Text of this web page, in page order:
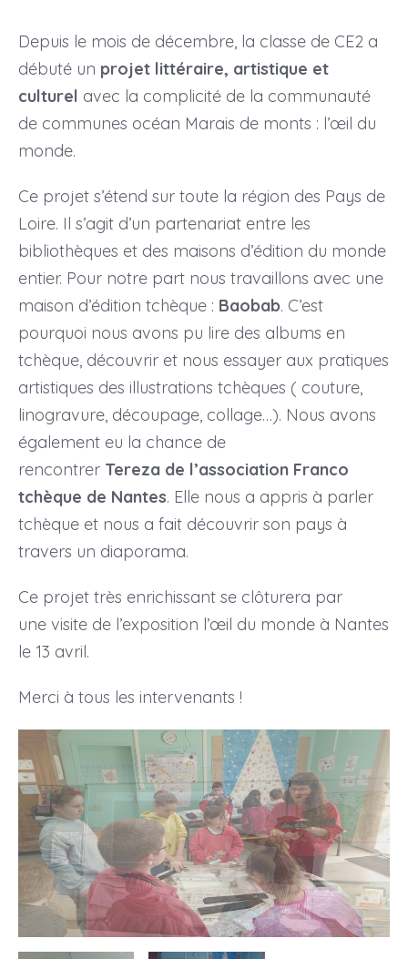
Depuis le mois de décembre, la classe de CE2 a
débuté un projet littéraire, artistique et
culturel avec la complicité de la communauté
de communes océan Marais de monts : l’œil du
monde.
Ce projet s’étend sur toute la région des Pays de
Loire. Il s’agit d’un partenariat entre les
bibliothèques et des maisons d’édition du monde
entier. Pour notre part nous travaillons avec une
maison d’édition tchèque : Baobab. C’est
pourquoi nous avons pu lire des albums en
tchèque, découvrir et nous essayer aux pratiques
artistiques des illustrations tchèques ( couture,
linogravure, découpage, collage…). Nous avons
également eu la chance de
rencontrer Tereza de l’association Franco
tchèque de Nantes. Elle nous a appris à parler
tchèque et nous a fait découvrir son pays à
travers un diaporama.
Ce projet très enrichissant se clôturera par
une visite de l’exposition l’œil du monde à Nantes
le 13 avril.
Merci à tous les intervenants !